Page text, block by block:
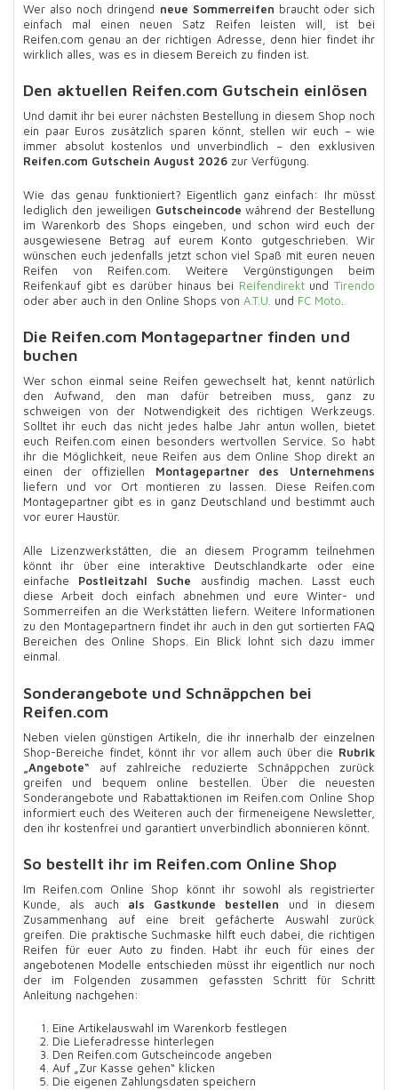
Wer also noch dringend neue Sommerreifen braucht oder sich
einfach mal einen neuen Satz Reifen leisten will, ist bei
Reifen.com genau an der richtigen Adresse, denn hier findet ihr
wirklich alles, was es in diesem Bereich zu finden ist.
Den aktuellen Reifen.com Gutschein einlösen
Und damit ihr bei eurer nächsten Bestellung in diesem Shop noch
ein paar Euros zusätzlich sparen könnt, stellen wir euch – wie
immer absolut kostenlos und unverbindlich – den exklusiven
Reifen.com Gutschein August 2026 zur Verfügung.
Wie das genau funktioniert? Eigentlich ganz einfach: Ihr müsst
lediglich den jeweiligen Gutscheincode während der Bestellung
im Warenkorb des Shops eingeben, und schon wird euch der
ausgewiesene Betrag auf eurem Konto gutgeschrieben. Wir
wünschen euch jedenfalls jetzt schon viel Spaß mit euren neuen
Reifen von Reifen.com. Weitere Vergünstigungen beim
Reifenkauf gibt es darüber hinaus bei Reifendirektund Tirendo
oder aber auch in den Online Shops von A.T.U. und FC Moto
Die Reifen.com Montagepartner finden und
buchen
Wer schon einmal seine Reifen gewechselt hat, kennt natürlich
den Aufwand, den man dafür betreiben muss, ganz zu
schweigen von der Notwendigkeit des richtigen Werkzeugs.
Solltet ihr euch das nicht jedes halbe Jahr antun wollen, bietet
euch Reifen.com einen besonders wertvollen Service. So habt
ihr die Möglichkeit, neue Reifen aus dem Online Shop direkt an
einen der offiziellen Montagepartner des Unternehmens
liefern und vor Ort montieren zu lassen. Diese Reifen.com
Montagepartner gibt es in ganz Deutschland und bestimmt auch
vor eurer Haustür.
Alle Lizenzwerkstätten, die an diesem Programm teilnehmen
könnt ihr über eine interaktive Deutschlandkarte oder eine
einfache Postleitzahl Suche ausfindig machen. Lasst euch
diese Arbeit doch einfach abnehmen und eure Winter- und
Sommerreifen an die Werkstätten liefern. Weitere Informationen
zu den Montagepartnern findet ihr auch in den gut sortierten FAQ
Bereichen des Online Shops. Ein Blick lohnt sich dazu immer
einmal.
Sonderangebote und Schnäppchen bei
Reifen.com
Neben vielen günstigen Artikeln, die ihr innerhalb der einzelnen
Shop-Bereiche findet, könnt ihr vor allem auch über die Rubrik
„Angebote“ auf zahlreiche reduzierte Schnäppchen zurück
greifen und bequem online bestellen. Über die neuesten
Sonderangebote und Rabattaktionen im Reifen.com Online Shop
informiert euch des Weiteren auch der firmeneigene Newsletter,
den ihr kostenfrei und garantiert unverbindlich abonnieren könnt.
So bestellt ihr im Reifen.com Online Shop
Im Reifen.com Online Shop könnt ihr sowohl als registrierter
Kunde, als auch als Gastkunde bestellen und in diesem
Zusammenhang auf eine breit gefächerte Auswahl zurück
greifen. Die praktische Suchmaske hilft euch dabei, die richtigen
Reifen für euer Auto zu finden. Habt ihr euch für eines der
angebotenen Modelle entschieden müsst ihr eigentlich nur noch
der im Folgenden zusammen gefassten Schritt für Schritt
Anleitung nachgehen:
Eine Artikelauswahl im Warenkorb festlegen
Die Lieferadresse hinterlegen
Den Reifen.com Gutscheincode angeben
Auf „Zur Kasse gehen“ klicken
Die eigenen Zahlungsdaten speichern